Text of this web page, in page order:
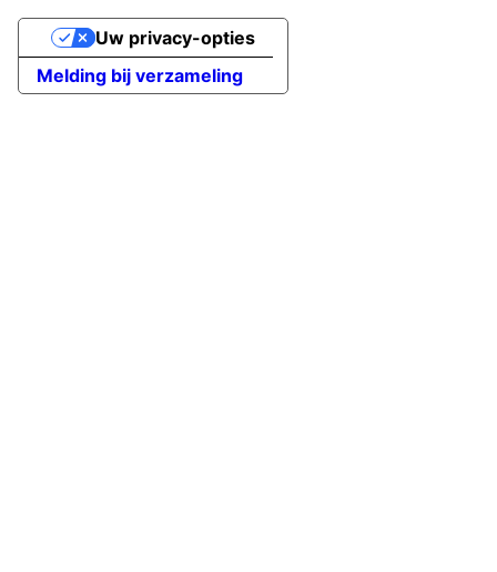
Melding bij verzameling
Uw privacy-opties